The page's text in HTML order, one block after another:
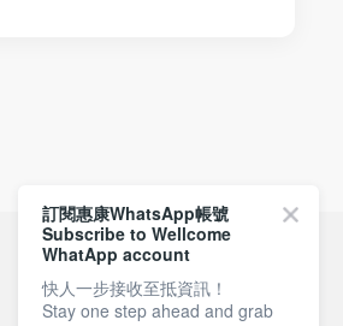
付款方式
關注我們
訂閱惠康WhatsApp帳號
Subscribe to Wellcome
WhatApp account
快人一步接收至抵資訊！
Stay one step ahead and grab